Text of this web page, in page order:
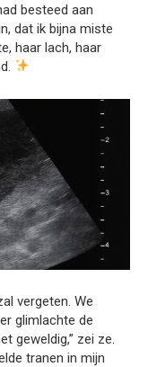
besteed aan
dat ik bijna miste
haar lach, haar
vergeten. We
glimlachte de
geweldig,” zei ze.
tranen in mijn